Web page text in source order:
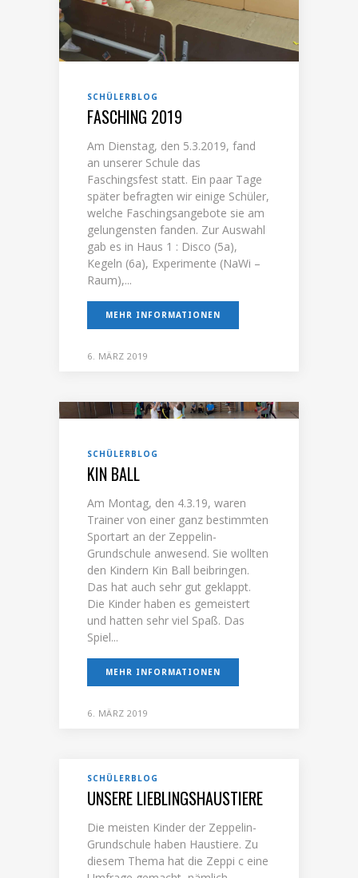
SCHÜLERBLOG
FASCHING 2019
Am Dienstag, den 5.3.2019, fand
an unserer Schule das
Faschingsfest statt. Ein paar Tage
später befragten wir einige Schüler,
welche Faschingsangebote sie am
gelungensten fanden. Zur Auswahl
gab es in Haus 1 : Disco (5a),
Kegeln (6a), Experimente (NaWi –
Raum),...
MEHR INFORMATIONEN
6. MÄRZ 2019
SCHÜLERBLOG
KIN BALL
Am Montag, den 4.3.19, waren
Trainer von einer ganz bestimmten
Sportart an der Zeppelin-
Grundschule anwesend. Sie wollten
den Kindern Kin Ball beibringen.
Das hat auch sehr gut geklappt.
Die Kinder haben es gemeistert
und hatten sehr viel Spaß. Das
Spiel...
MEHR INFORMATIONEN
6. MÄRZ 2019
SCHÜLERBLOG
UNSERE LIEBLINGSHAUSTIERE
Die meisten Kinder der Zeppelin-
Grundschule haben Haustiere. Zu
diesem Thema hat die Zeppi c eine